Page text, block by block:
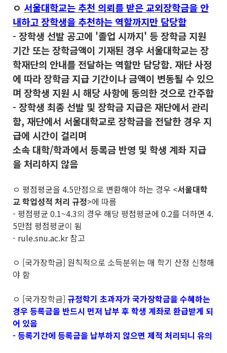
ㅇ 서울대학교는 추천 의뢰를 받은 교외장학금을 안
내하고 장학생을 추천하는 역할까지만 담당함
- 장학생 선발 공고에 '졸업 시까지' 등 장학금 지원
기간 또는 장학금액이 기재된 경우 서울대학교는 장
학재단의 안내를 전달하는 역할만 담당함. 재단 사정
에 따라 장학금 지급 기간이나 금액이 변동될 수 있으
며 장학생 지원 시 해당 사항에 동의한 것으로 간주함
- 장학생 최종 선발 및 장학금 지급은 재단에서 관리
함, 재단에서 서울대학교로 장학금을 전달한 경우 지
급에 시간이 걸리며
소속 대학/학과에서 등록금 반영 및 학생 계좌 지급
을 처리하지 않음
ㅇ 평점평균을 4.5만점으로 변환해야 하는 경우 <서울대학
교 학업성적 처리 규정>에 따름
- 평점평균 0.1~4.3의 경우 해당 평점평균에 0.2를 더하면 4.
5만점 평점평균이 됨
- rule.snu.ac.kr 참고
ㅇ [국가장학금] 원칙적으로 소득분위는 매 학기 산정 신청해
야 함
ㅇ [국가장학금] 규정학기 초과자가 국가장학금을 수혜하는
경우 등록금을 반드시 먼저 납부 후 학생 계좌로 환급받게 되
어 있음
- 등록기간에 등록금을 납부하지 않으면 제적 처리되니 유의